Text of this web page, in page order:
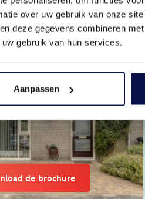
over uw gebruik van onze
deze gegevens combineren
gebruik van hun services.
Aanpassen
de brochure